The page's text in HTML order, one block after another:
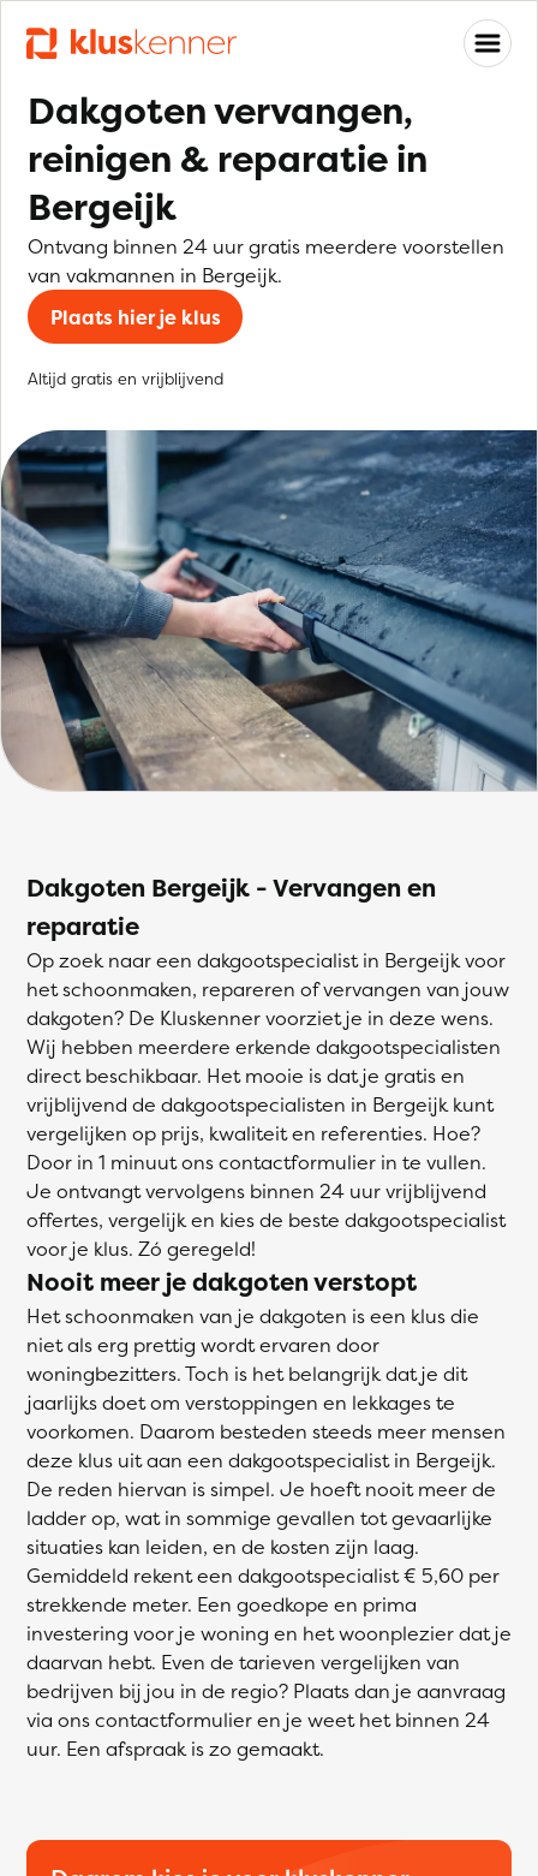
Dakgoten vervangen,
reinigen & reparatie in
Bergeijk
Ontvang binnen 24 uur gratis meerdere voorstellen
van vakmannen in Bergeijk.
Plaats hier je klus
Altijd gratis en vrijblijvend
Dakgoten Bergeijk - Vervangen en
reparatie
Op zoek naar een dakgootspecialist in Bergeijk voor
het schoonmaken, repareren of vervangen van jouw
dakgoten? De Kluskenner voorziet je in deze wens.
Wij hebben meerdere erkende dakgootspecialisten
direct beschikbaar. Het mooie is dat je gratis en
vrijblijvend de dakgootspecialisten in Bergeijk kunt
vergelijken op prijs, kwaliteit en referenties. Hoe?
Door in 1 minuut ons contactformulier in te vullen.
Je ontvangt vervolgens binnen 24 uur vrijblijvend
offertes, vergelijk en kies de beste dakgootspecialist
voor je klus. Zó geregeld!
Nooit meer je dakgoten verstopt
Het schoonmaken van je dakgoten is een klus die
niet als erg prettig wordt ervaren door
woningbezitters. Toch is het belangrijk dat je dit
jaarlijks doet om verstoppingen en lekkages te
voorkomen. Daarom besteden steeds meer mensen
deze klus uit aan een dakgootspecialist in Bergeijk.
De reden hiervan is simpel. Je hoeft nooit meer de
ladder op, wat in sommige gevallen tot gevaarlijke
situaties kan leiden, en de kosten zijn laag.
Gemiddeld rekent een dakgootspecialist € 5,60 per
strekkende meter. Een goedkope en prima
investering voor je woning en het woonplezier dat je
daarvan hebt. Even de tarieven vergelijken van
bedrijven bij jou in de regio? Plaats dan je aanvraag
via ons contactformulier en je weet het binnen 24
uur. Een afspraak is zo gemaakt.